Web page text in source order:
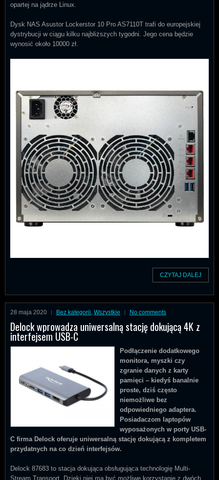
opartej na jądrze Linux.
Dysk NAS Asustor Lockerstor 10 Pro AS7110T trafi do europejskiej
dystrybucji w ciągu kilku najbliższych tygodni. Jego cena będzie
wynosić około 10000 zł.
CZYTAJ DALEJ
28 maja 2020 Bez kategorii, Wszystkie No comments
Delock wprowadza uniwersalną stację dokującą 4K z
interfejsem USB-C
Podłączenie dodatkowego
monitora, myszki czy
zgranie danych z karty
pamięci – kiedyś banalnie
proste, dziś często
niemożliwe bez
odpowiedniego adaptera.
Posiadaczom laptopów
wyposażonych w porty USB-
C firma Delock oferuje uniwersalną stację dokującą z kompletem
przydatnych na co dzień interfejsów.
Delock 87683 to stacja dokująca obsługująca technologię Multi-
Stream Transport. Dzięki niej ma być możliwe korzystanie z dwóch